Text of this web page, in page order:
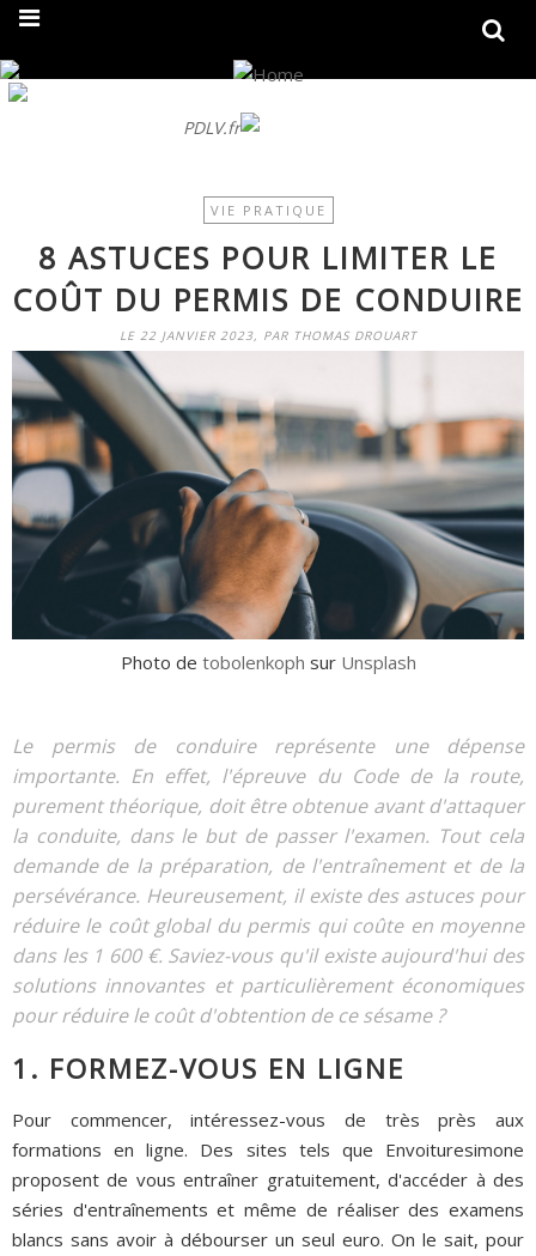
PDLV.fr
VIE PRATIQUE
8 ASTUCES POUR LIMITER LE
COÛT DU PERMIS DE CONDUIRE
LE 22 JANVIER 2023, PAR THOMAS DROUART
Photo de tobolenkoph sur Unsplash
Le permis de conduire représente une dépense
importante. En effet, l'épreuve du Code de la route,
purement théorique, doit être obtenue avant d'attaquer
la conduite, dans le but de passer l'examen. Tout cela
demande de la préparation, de l'entraînement et de la
persévérance. Heureusement, il existe des astuces pour
réduire le coût global du permis qui coûte en moyenne
dans les 1 600 €. Saviez-vous qu'il existe aujourd'hui des
solutions innovantes et particulièrement économiques
pour réduire le coût d'obtention de ce sésame ?
1. FORMEZ-VOUS EN LIGNE
Pour commencer, intéressez-vous de très près aux
formations en ligne. Des sites tels que Envoituresimone
proposent de vous entraîner gratuitement, d'accéder à des
séries d'entraînements et même de réaliser des examens
blancs sans avoir à débourser un seul euro. On le sait, pour